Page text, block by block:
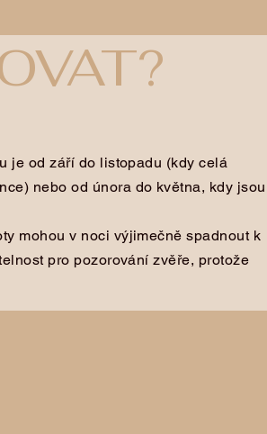
je od září do listopadu (kdy celá
nebo od února do května, kdy jsou
mohou v noci výjimečně spadnout k
pro pozorování zvěře, protože